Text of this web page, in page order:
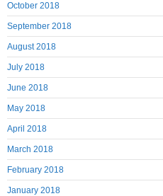
October 2018
September 2018
August 2018
July 2018
June 2018
May 2018
April 2018
March 2018
February 2018
January 2018